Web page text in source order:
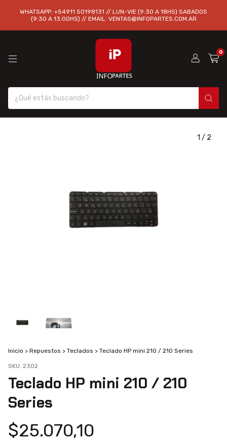
WHATSAPP: +54911 50198131 // LUN-VIE (9:30 A 18HS) SABADOS
(9:30 A 13:00HS) // EMAIL: VENTAS@INFOPARTES.COM.AR
0
1 / 2
Inicio > Repuestos > Teclados > Teclado HP mini 210 / 210 Series
SKU: 2302
Teclado HP mini 210 / 210
Series
$25.070,10